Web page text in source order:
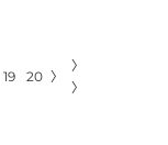
19 20 〉
〉
〉